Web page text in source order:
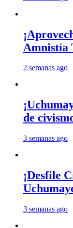
Amnistía
2 semanas ago
de
3 semanas ago
¡Desfile
3 semanas ago